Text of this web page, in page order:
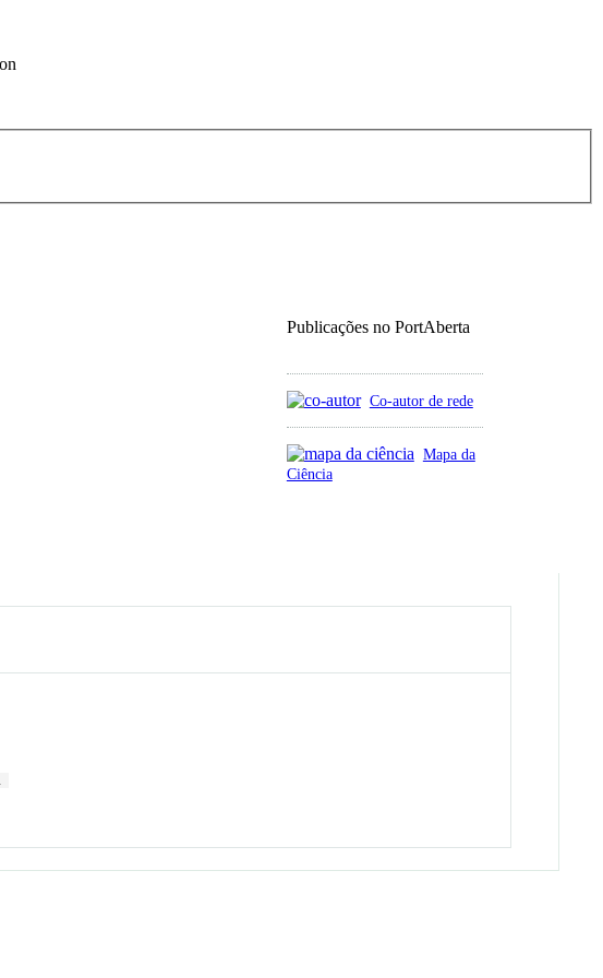
Publicações no PortAberta
Co-autor de rede
Mapa da
Ciência